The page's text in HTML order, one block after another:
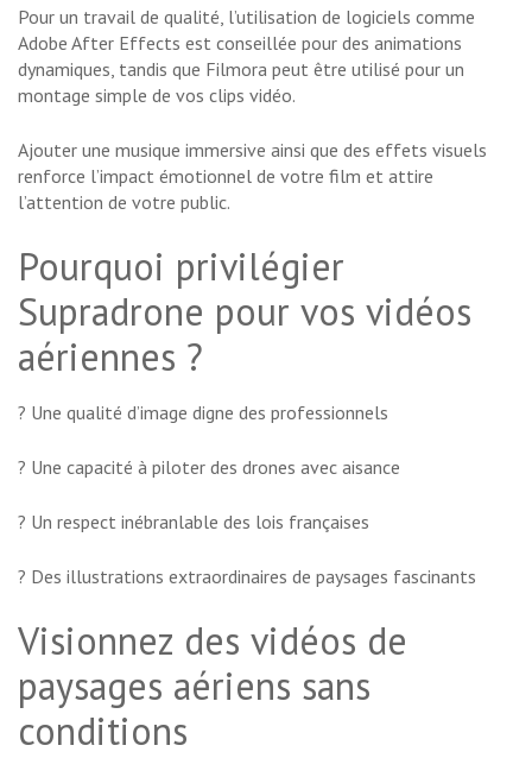
Pour un travail de qualité, l’utilisation de logiciels comme
Adobe After Effects est conseillée pour des animations
dynamiques, tandis que Filmora peut être utilisé pour un
montage simple de vos clips vidéo.
Ajouter une musique immersive ainsi que des effets visuels
renforce l’impact émotionnel de votre film et attire
l’attention de votre public.
Pourquoi privilégier
Supradrone pour vos vidéos
aériennes ?
? Une qualité d’image digne des professionnels
? Une capacité à piloter des drones avec aisance
? Un respect inébranlable des lois françaises
? Des illustrations extraordinaires de paysages fascinants
Visionnez des vidéos de
paysages aériens sans
conditions